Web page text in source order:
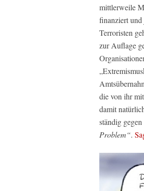
mittlerweile
finanziert und
Terroristen
zur Auflage
die von ihr
damit
ständig
Problem“.